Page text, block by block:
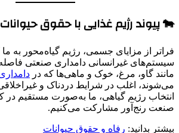
🐄 پیوند رژیم غذایی با حقوق حیوانات
فراتر از مزایای جسمی، رژیم گیاه‌محور به
سیستم‌های غیرانسانی دامداری صنعتی فاصله
مانند گاو، مرغ، خوک و ماهی‌ها که در
می‌شوند، اغلب در شرایط دردناک و
انتخاب رژیم گیاهی، ما به‌صورت مستقیم در
صنعت رنج‌آور مشارکت می‌کنیم.
بیشتر بدانید: رفاه و حقوق حیوانات